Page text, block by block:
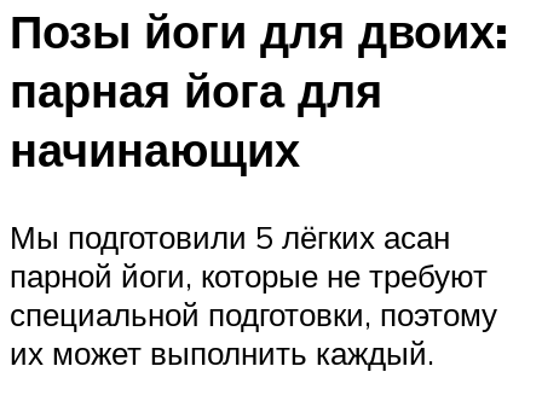
Позы йоги для двоих:
парная йога для
начинающих
Мы подготовили 5 лёгких асан
парной йоги, которые не требуют
специальной подготовки, поэтому
их может выполнить каждый.